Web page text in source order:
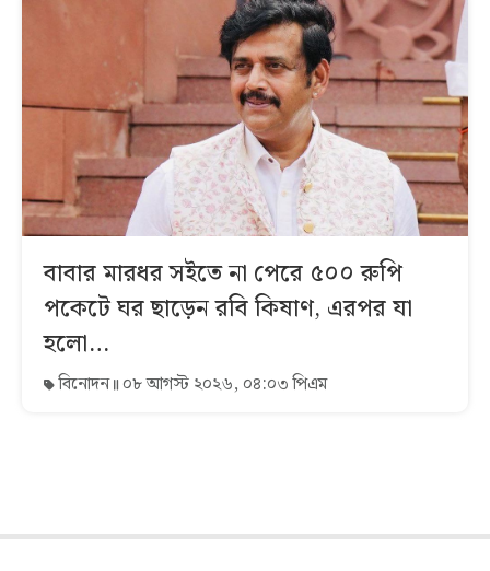
বাবার মারধর সইতে না পেরে ৫০০ রুপি
পকেটে ঘর ছাড়েন রবি কিষাণ, এরপর যা
হলো…
বিনোদন ০৮ আগস্ট ২০২৬, ০৪:০৩ পিএম